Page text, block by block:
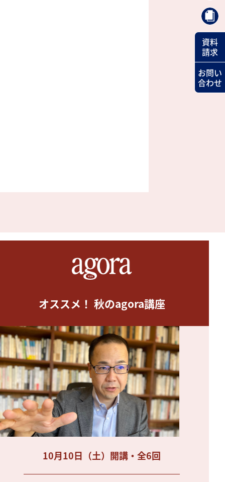
オススメ！ 秋のagora講座
10月10日（土）開講・全6回
資料
請求
お問い
合わせ